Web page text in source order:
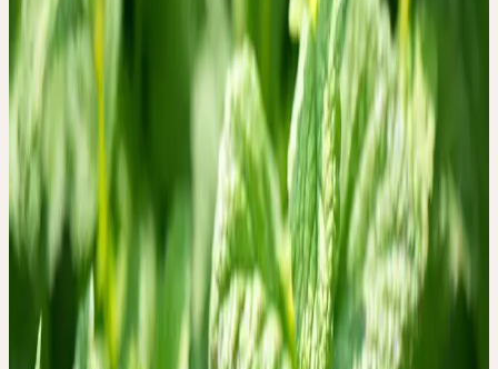
KAMILLE
Chamomilla / Matricaria recutita
Geborgenheit, Geduld, Sanftmut, Mütterlichkeit
Frühling
LÖWENZAHN
Taraxacum officinale
Wandlung, Anpassungsfähigkeit, Fluss der Lebensenergie,
Wärme, Lebenskraft
Sommer